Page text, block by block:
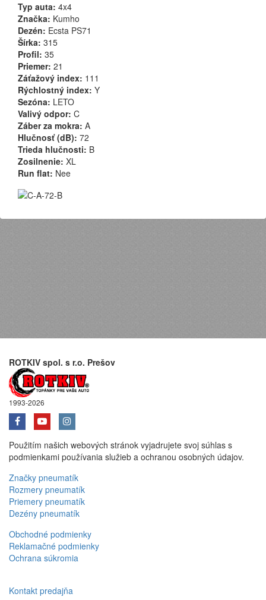
Typ auta: 4x4
Značka: Kumho
Dezén: Ecsta PS71
Šírka: 315
Profil: 35
Priemer: 21
Záťažový index: 111
Rýchlostný index: Y
Sezóna: LETO
Valivý odpor: C
Záber za mokra: A
Hlučnosť (dB): 72
Trieda hlučnosti: B
Zosilnenie: XL
Run flat: Nee
ROTKIV spol. s r.o. Prešov
1993-2026
Použitím našich webových stránok vyjadrujete svoj súhlas s
podmienkami používania služieb a ochranou osobných údajov.
Značky pneumatík
Rozmery pneumatík
Priemery pneumatík
Dezény pneumatík
Obchodné podmienky
Reklamačné podmienky
Ochrana súkromia
Kontakt predajňa